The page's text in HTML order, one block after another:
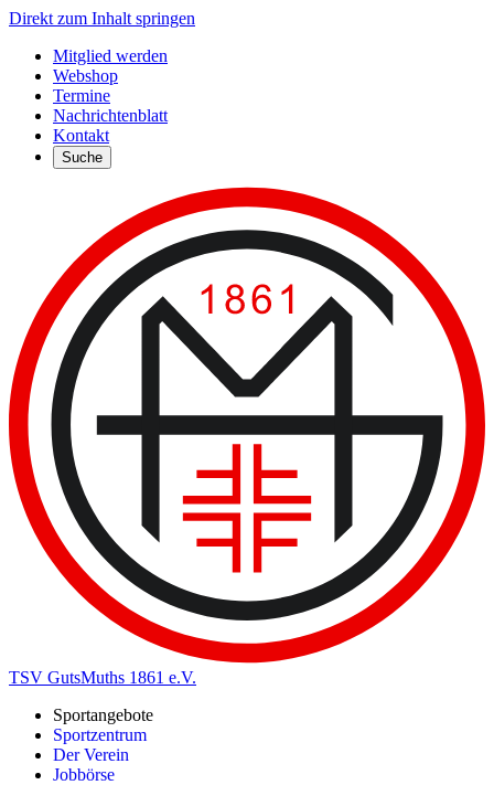
Direkt zum Inhalt springen
Mitglied werden
Webshop
Termine
Nachrichtenblatt
Kontakt
Suche
TSV GutsMuths 1861 e.V.
Sportangebote
Sportzentrum
Der Verein
Jobbörse